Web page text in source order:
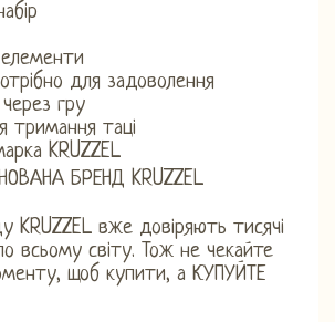
для задоволення
гру
тримання таці
KRUZZEL
БРЕНД KRUZZEL
KRUZZEL вже довіряють тисячі
всьому світу. Тож не чекайте
щоб купити, а КУПУЙТЕ